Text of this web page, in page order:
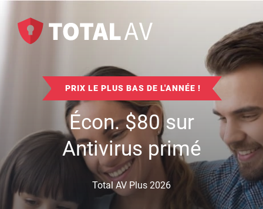
PRIX LE PLUS BAS DE L'ANNÉE !
Écon.$80sur
Antivirus primé
Total AV Plus 2026